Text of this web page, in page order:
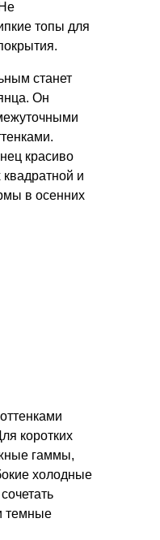
топы для
станет
Он
красиво
квадратной и
в осенних
коротких
гаммы,
холодные
темные